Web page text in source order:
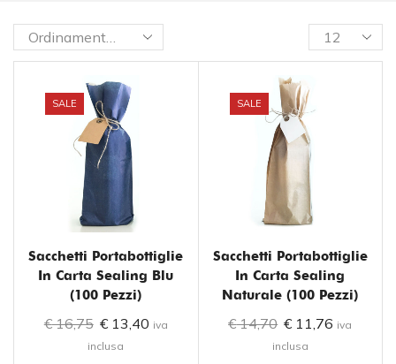
SALE
Sacchetti Portabottiglie
In Carta Sealing Blu
(100 Pezzi)
€16,75 €13,40 iva
inclusa
SALE
Sacchetti Portabottiglie
In Carta Sealing
Naturale (100 Pezzi)
€14,70 € 11,76 iva
inclusa